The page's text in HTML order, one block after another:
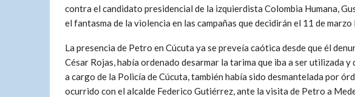
contra el candidato presidencial de la izquierdista Colombia Humana,
el fantasma de la violencia en las campañas que decidirán el 11 de
La presencia de Petro en Cúcuta ya se preveía caótica desde que él
César Rojas, había ordenado desarmar la tarima que iba a ser utilizada y
a cargo de la Policía de Cúcuta, también había sido desmantelada por
ocurrido con el alcalde Federico Gutiérrez, ante la visita de Petro a